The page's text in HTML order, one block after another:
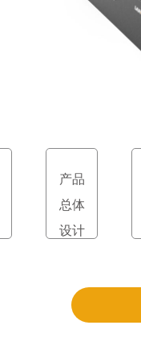
产品
总体
设计